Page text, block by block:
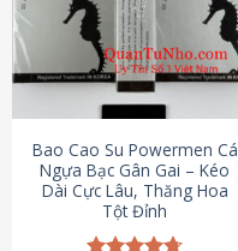
Các
tùy
chọn
có
chọn
trên
trang
sản
Bao Cao Su Powermen Cá
Ngựa Bạc Gân Gai – Kéo
Dài Cực Lâu, Thăng Hoa
Tột Đỉnh